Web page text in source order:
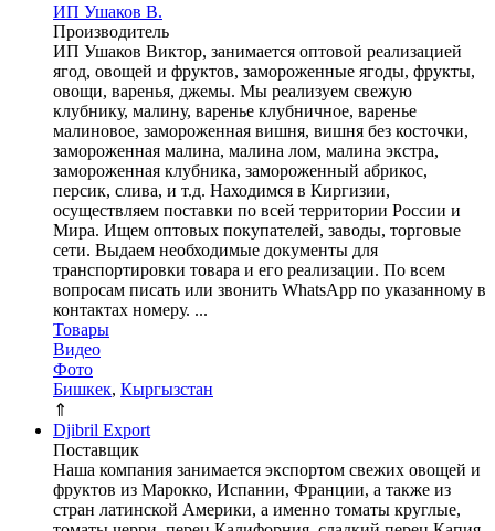
ИП Ушаков В.
Производитель
ИП Ушаков Виктор, занимается оптовой реализацией
ягод, овощей и фруктов, замороженные ягоды, фрукты,
овощи, варенья, джемы. Мы реализуем свежую
клубнику, малину, варенье клубничное, варенье
малиновое, замороженная вишня, вишня без косточки,
замороженная малина, малина лом, малина экстра,
замороженная клубника, замороженный абрикос,
персик, слива, и т.д. Находимся в Киргизии,
осуществляем поставки по всей территории России и
Мира. Ищем оптовых покупателей, заводы, торговые
сети. Выдаем необходимые документы для
транспортировки товара и его реализации. По всем
вопросам писать или звонить WhatsApp по указанному в
контактах номеру. ...
Товары
Видео
Фото
Бишкек, Кыргызстан
⇑
Djibril Export
Поставщик
Наша компания занимается экспортом свежих овощей и
фруктов из Марокко, Испании, Франции, а также из
стран латинской Америки, а именно томаты круглые,